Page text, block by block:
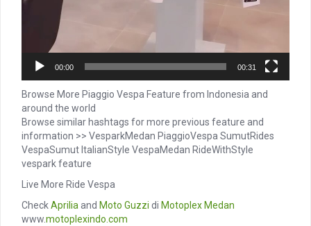
00:00 00:31
Browse More Piaggio Vespa Feature from Indonesia and
around the world
Browse similar hashtags for more previous feature and
information >> VesparkMedan PiaggioVespa SumutRides
VespaSumut ItalianStyle VespaMedan RideWithStyle
vespark feature
Live More Ride Vespa
CheckApriliaand Moto Guzzi di Motoplex Medan
www.motoplexindo.com